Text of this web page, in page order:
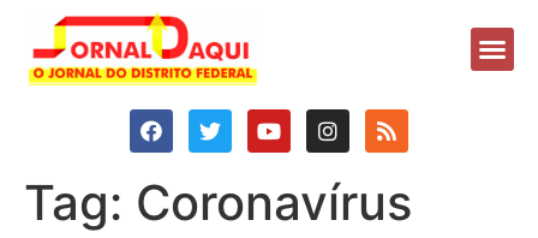
Tag: Coronavírus